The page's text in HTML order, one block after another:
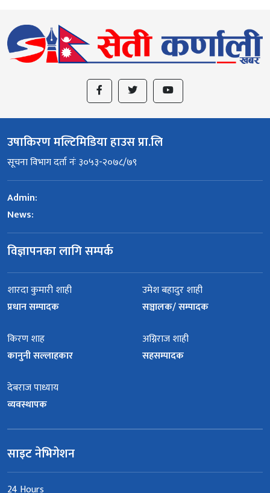
उषाकिरण मल्टिमिडिया हाउस प्रा.लि
सूचना विभाग दर्ता नंः ३०५३-२०७८/७९
Admin:
News:
विज्ञापनका लागि सम्पर्क
शारदा कुमारी शाही
प्रधान सम्पादक
उमेश बहादुर शाही
सञ्चालक/ सम्पादक
किरण शाह
कानुनी सल्लाहकार
अग्निराज शाही
सहसम्पादक
देबराज पाध्याय
व्यवस्थापक
साइट नेभिगेशन